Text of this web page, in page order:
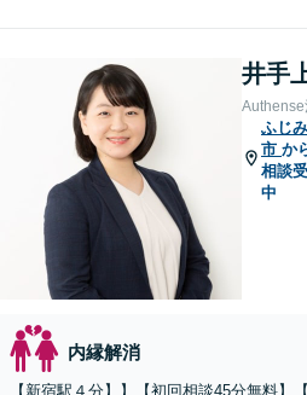
井手
Authense
ふじ
市 か
相談
中
内縁解消
【新宿駅４分】】【初回相談45分無料】